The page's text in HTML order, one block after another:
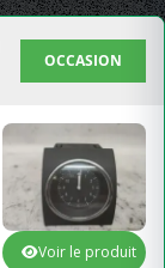
OCCASION
Voir le produit